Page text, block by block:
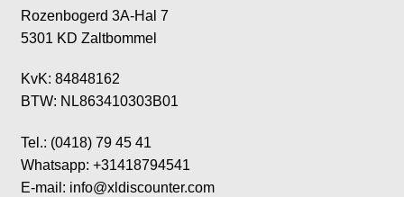
Rozenbogerd 3A-Hal 7
5301 KD Zaltbommel
KvK: 84848162
BTW: NL863410303B01
Tel.: (0418) 79 45 41
Whatsapp: +31418794541
E-mail: info@xldiscounter.com